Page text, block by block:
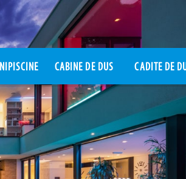
CABINE DE DUS CADITE DE